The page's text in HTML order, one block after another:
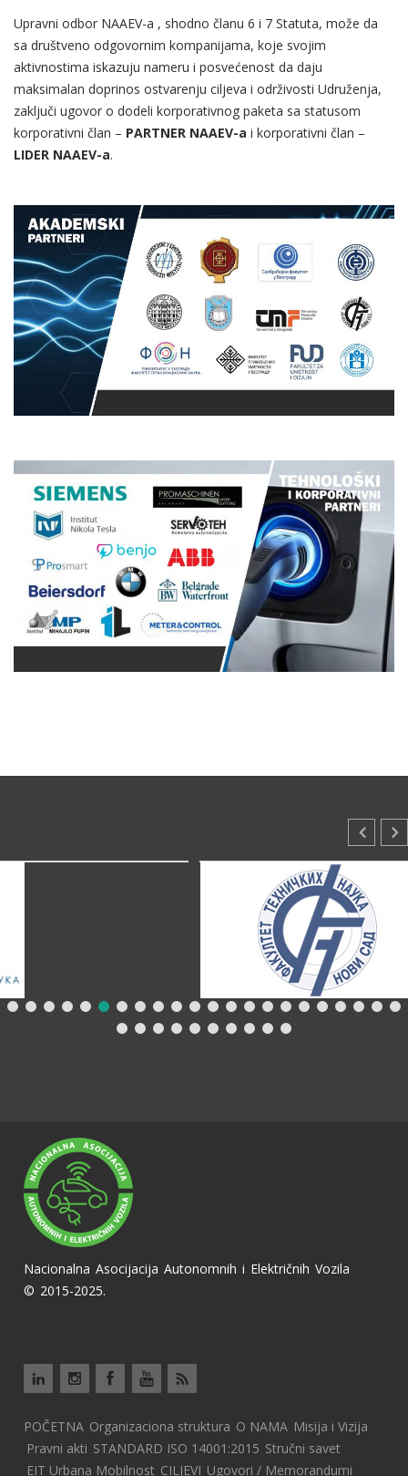
Upravni odbor NAAEV-a , shodno članu 6 i 7 Statuta, može da
sa društveno odgovornim kompanijama, koje svojim
aktivnostima iskazuju nameru i posvećenost da daju
maksimalan doprinos ostvarenju ciljeva i održivosti Udruženja,
zaključi ugovor o dodeli korporativnog paketa sa statusom
korporativni član – PARTNER NAAEV-a i korporativni član –
LIDER NAAEV-a.
Nacionalna Asocijacija Autonomnih i Električnih Vozila
© 2015-2025.
POČETNA Organizaciona struktura O NAMA Misija i Vizija
Pravni akti STANDARD ISO 14001:2015 Stručni savet
EIT Urbana Mobilnost CILJEVI Ugovori / Memorandumi